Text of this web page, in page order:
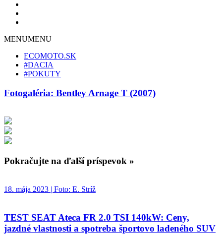
MENUMENU
ECOMOTO.SK
#DACIA
#POKUTY
Fotogaléria: Bentley Arnage T (2007)
Pokračujte na ďalší príspevok »
18. mája 2023 | Foto: E. Stríž
TEST SEAT Ateca FR 2.0 TSI 140kW: Ceny,
jazdné vlastnosti a spotreba športovo ladeného SUV